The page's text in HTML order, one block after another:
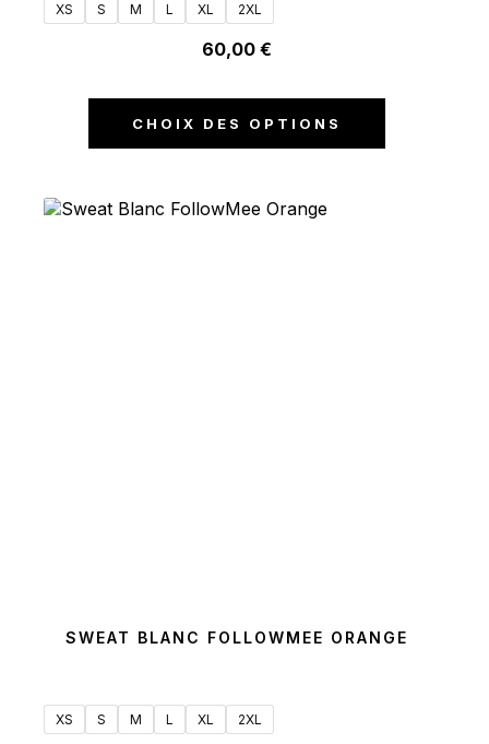
XS S M L XL 2XL
60,00€
CHOIX DES OPTIONS
SWEAT BLANC FOLLOWMEE ORANGE
XS S M L XL 2XL